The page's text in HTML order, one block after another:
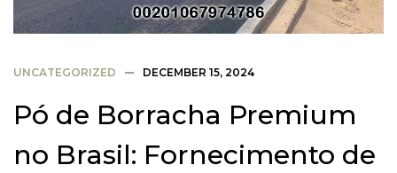
UNCATEGORIZED DECEMBER 15, 2024
Pó de Borracha Premium
no Brasil: Fornecimento de